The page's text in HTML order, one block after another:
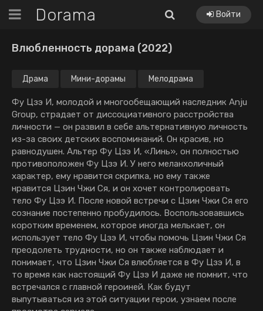
Dorama Войти
Влюбленность дорама (2022)
Драма Мини-дорамы Мелодрама
Фу Цзэ И, молодой и многообещающий наследник Anju
Group, страдает от диссоциативного расстройства
личности — он развил в себе альтернативную личность
из-за своих детских воспоминаний. Он красив, но
равнодушен. Альтер Фу Цзэ И, «Линь», он полностью
противоположен Фу Цзэ И. У него меланхоличный
характер, ему нравится скрипка, но ему также
нравится Цзин Чжи Ся, и он хочет контролировать
тело Фу Цзэ И. После новой встречи с Цзин Чжи Ся его
сознание постепенно пробудилось. Воспользовавшись
коротким временем, которое иногда мелькает, он
использует тело Фу Цзэ И, чтобы помочь Цзин Чжи Ся
преодолеть трудности, но он также наблюдает и
понимает, что Цзин Чжи Ся влюбляется в Фу Цзэ И, в
то время как настоящий Фу Цзэ И даже не помнит, что
встречался с главной героиней. Как будут
выпутываться из этой ситуации герои, узнаем после